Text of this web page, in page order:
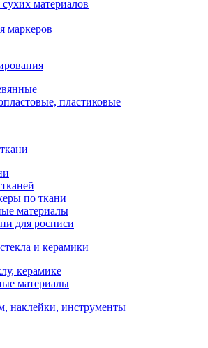
материалов
маркеров
пластиковые
по ткани
материалы
для росписи
и керамики
керамике
материалы
наклейки, инструменты